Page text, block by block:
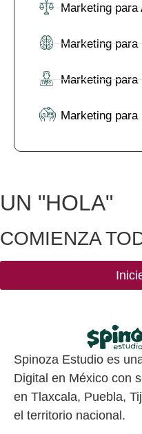
Marketing para
Marketing para
Marketing para
Marketing para
UN "HOLA"
COMIENZA
Spinoza Estudio es
Digital en México con
en Tlaxcala, Puebla,
el territorio nacional.